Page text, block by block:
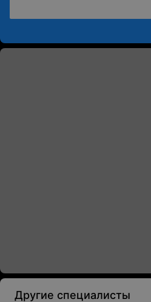
Другие специалисты